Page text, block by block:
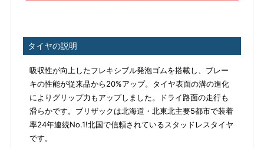
タイヤの説明
吸収性が向上したフレキシブル発泡ゴムを搭載し、ブレー
キの性能が従来品から20%アップ。タイヤ表面の溝の進化
によりグリップ力もアップしました。ドライ路面の走行も
滑らかです。ブリザックは北海道・北東北主要5都市で装着
率24年連続No.1!北国で信頼されているスタッドレスタイヤ
です。